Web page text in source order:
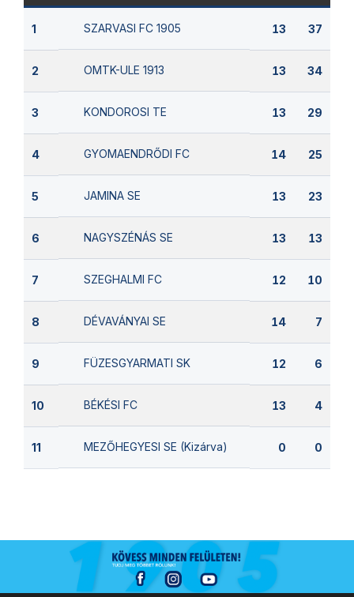
1 SZARVASI FC 1905 13 37
2 OMTK-ULE 1913 13 34
3 KONDOROSI TE 13 29
4 GYOMAENDRŐDI FC 14 25
5 JAMINA SE 13 23
6 NAGYSZÉNÁS SE 13 13
7 SZEGHALMI FC 12 10
8 DÉVAVÁNYAI SE 14 7
9 FÜZESGYARMATI SK 12 6
10 BÉKÉSI FC 13 4
11 MEZŐHEGYESI SE (Kizárva) 0 0